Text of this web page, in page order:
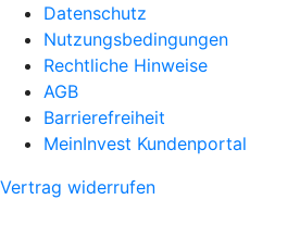
Datenschutz
Nutzungsbedingungen
Rechtliche Hinweise
AGB
Barrierefreiheit
MeinInvest Kundenportal
Vertrag widerrufen